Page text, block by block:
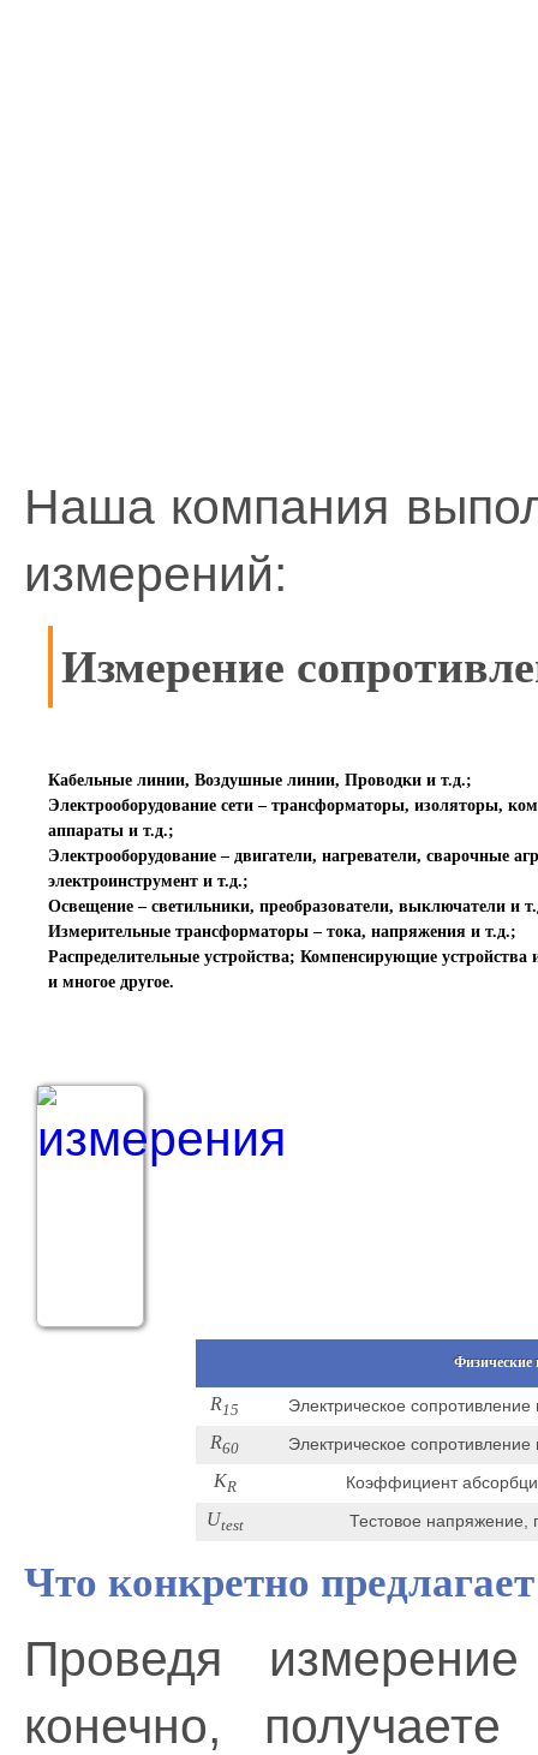
Наша компания
измерений:
Измерение
Кабельные линии, Воздушные линии, Проводки и т.д.;
Электрооборудование сети – трансформаторы, изоляторы,
аппараты и т.д.;
Электрооборудование – двигатели, нагреватели, сварочные
электроинструмент и т.д.;
Освещение – светильники, преобразователи, выключатели и
Измерительные трансформаторы – тока, напряжения и т.д.;
Распределительные устройства; Компенсирующие устройства
и многое другое.
Физические
R15 Электрическое
R60 Электрическое
KR Коэффициент
Utest Тестовое напряжение,
Что конкретно
Проведя
конечно,